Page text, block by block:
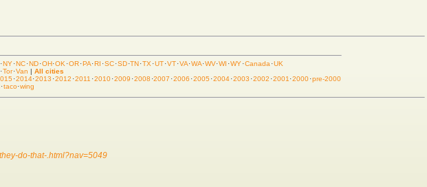
·NY·NC·ND·OH·OK ·OR·PA·RI ·SC·SD·TN·TX ·UT·VT·VA·WA·WV·WI ·WY·Canada ·UK
·Tor·Van | All cities
·2014·2013 ·2012 ·2011 ·2010·2009 ·2008 ·2007 ·2006 ·2005 ·2004·2003 ·2002 ·2001 ·2000·pre-2000
·taco·wing
do-that-.html?nav=5049